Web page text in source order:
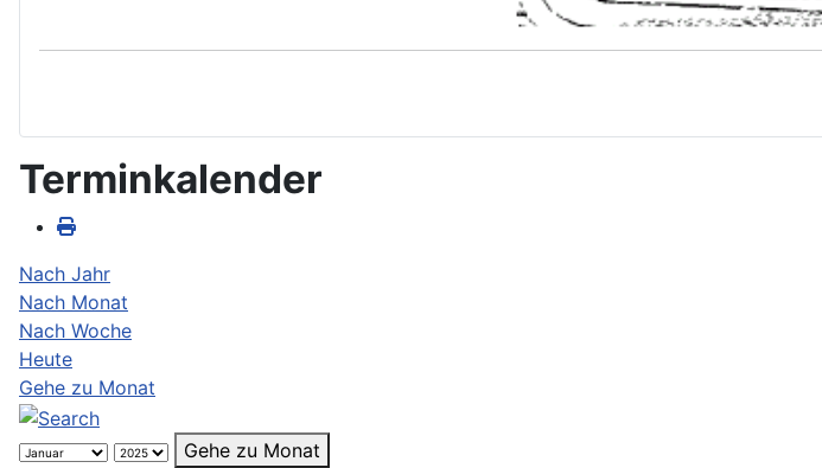
Terminkalender
Nach Jahr
Nach Monat
Nach Woche
Heute
Gehe zu Monat
Gehe zu Monat